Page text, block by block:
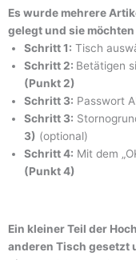
Es wurde mehrere
gelegt und sie
Schritt 1: Tisch
Schritt 2: Betätigen
(Punkt 2)
Schritt 3: Passwort
Schritt 3:
3) (optional)
Schritt 4: Mit dem
(Punkt 4)
Ein kleiner Teil der
anderen Tisch gesetzt